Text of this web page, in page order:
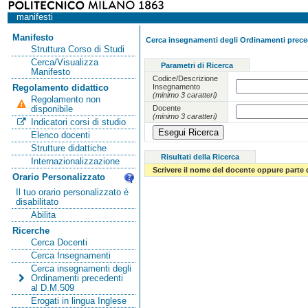
manifesti
Manifesto
Struttura Corso di Studi
Cerca/Visualizza
Manifesto
Regolamento didattico
Regolamento non
disponibile
Indicatori corsi di studio
Elenco docenti
Strutture didattiche
Internazionalizzazione
Orario Personalizzato
Il tuo orario personalizzato è
disabilitato
Abilita
Ricerche
Cerca Docenti
Cerca Insegnamenti
Cerca insegnamenti degli
Ordinamenti precedenti
al D.M.509
Erogati in lingua Inglese
Cerca insegnamenti degli Ordinamenti
Parametri di Ricerca
Codice/Descrizione
Insegnamento
(minimo 3 caratteri)
Docente
(minimo 3 caratteri)
Risultati della Ricerca
Scrivere il nome del docente oppure